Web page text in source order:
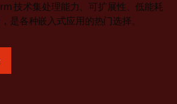
技术集处理能力、可扩展性、低能耗
是各种嵌入式应用的热门选择。